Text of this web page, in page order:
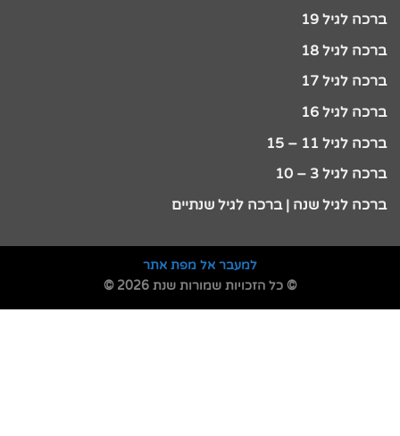
ברכה לגיל 19
ברכה לגיל 18
ברכה לגיל 17
ברכה לגיל 16
ברכה לגיל 11 – 15
ברכה לגיל 3 – 10
ברכה לגיל שנה | ברכה לגיל שנתיים
למעבר אל מפת אתר
© כל הזכויות שמורות שנת 2026 ©